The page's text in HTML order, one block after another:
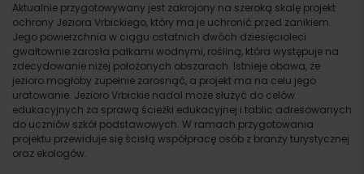
Aktualnie przygotowywany jest zakrojony na szeroką skalę projekt
ochrony Jeziora Vrbickiego, który ma je uchronić przed zanikiem.
Jego powierzchnia w ciągu ostatnich dwóch dziesięcioleci
gwałtownie zarosła pałkami wodnymi, rośliną, która występuje na
zdecydowanie niżej położonych obszarach. Istnieje obawa, że
jezioro mogłoby zupełnie zarosnąć, a projekt ma na celu jego
uratowanie. Jezioro Vrbickie nadal może służyć do celów
edukacyjnych za sprawą ścieżki edukacyjnej i tablic adresowanych
do uczniów szkół podstawowych. W ramach przygotowania
projektu przewiduje się ścisłą współpracę osób z branży turystycznej
oraz ekologów.